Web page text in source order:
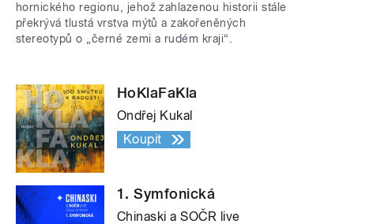
hornického regionu, jehož zahlazenou historii stále
překrývá tlustá vrstva mýtů a zakořeněných
stereotypů o „černé zemi a rudém kraji“.
HoKlaFaKla
Ondřej Kukal
Koupit
1. Symfonická
Chinaski a SOČR live